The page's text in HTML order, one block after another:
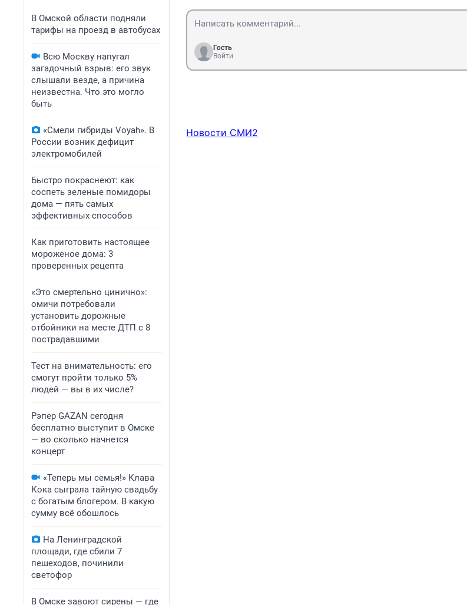
В Омской области подняли
тарифы на проезд в автобусах
Всю Москву напугал
загадочный взрыв: его звук
слышали везде, а причина
неизвестна. Что это могло
быть
«Смели гибриды Voyah». В
России возник дефицит
электромобилей
Быстро покраснеют: как
соспеть зеленые помидоры
дома — пять самых
эффективных способов
Как приготовить настоящее
мороженое дома: 3
проверенных рецепта
«Это смертельно цинично»:
омичи потребовали
установить дорожные
отбойники на месте ДТП с 8
пострадавшими
Тест на внимательность: его
смогут пройти только 5%
людей — вы в их числе?
Рэпер GAZAN сегодня
бесплатно выступит в Омске
— во сколько начнется
концерт
«Теперь мы семья!» Клава
Кока сыграла тайную свадьбу
с богатым блогером. В какую
сумму всё обошлось
На Ленинградской
площади, где сбили 7
пешеходов, починили
светофор
В Омске завоют сирены — где
Гость
Войти
Новости СМИ2